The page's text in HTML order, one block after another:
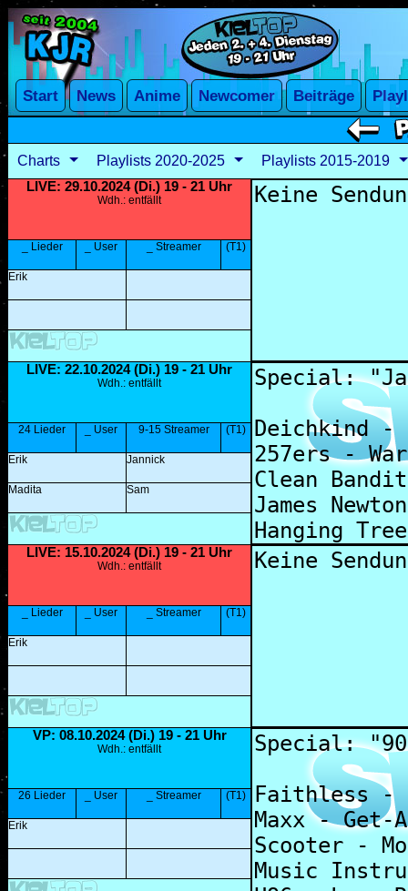
Charts Playlists 2020-2025 Playlists 2015-2019
LIVE: 29.10.2024 (Di.) 19 - 21 Uhr
Wdh.: entfällt
_ Lieder _ User _ Streamer (T1)
Erik
LIVE: 22.10.2024 (Di.) 19 - 21 Uhr
Wdh.: entfällt
24 Lieder _ User 9-15 Streamer (T1)
Erik Jannick
Madita Sam
LIVE: 15.10.2024 (Di.) 19 - 21 Uhr
Wdh.: entfällt
_ Lieder _ User _ Streamer (T1)
Erik
VP: 08.10.2024 (Di.) 19 - 21 Uhr
Wdh.: entfällt
26 Lieder _ User _ Streamer (T1)
Erik